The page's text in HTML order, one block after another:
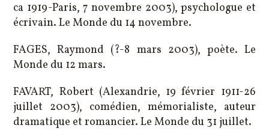
ca 1919-Paris, 7 novembre 2003), psychologue et
écrivain. Le Monde du 14 novembre.
FAGES, Raymond (?-8 mars 2003), poète. Le
Monde du 12 mars.
FAVART, Robert (Alexandrie, 19 février 1911-26
juillet 2003), comédien, mémorialiste, auteur
dramatique et romancier. Le Monde du 31 juillet.